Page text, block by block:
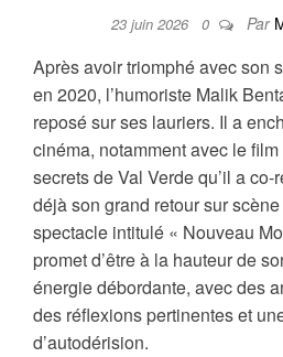
23 juin 2026 0 Par
Après avoir triomphé avec son
en 2020, l’humoriste Malik
reposé sur ses lauriers. Il a
cinéma, notamment avec le
secrets de Val Verde qu’il a
déjà son grand retour sur
spectacle intitulé « Nouveau
promet d’être à la hauteur de
énergie débordante, avec des
des réflexions pertinentes et
d’autodérision.